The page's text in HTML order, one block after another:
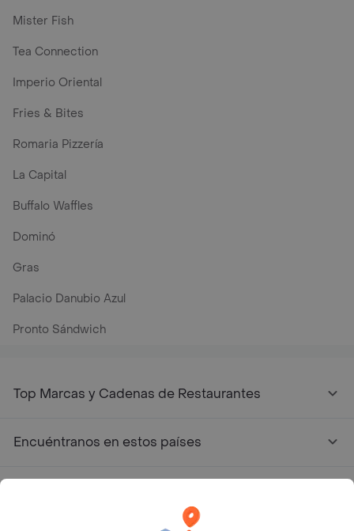
Mister Fish
Tea Connection
Imperio Oriental
Fries & Bites
Romaria Pizzería
La Capital
Buffalo Waffles
Dominó
Gras
Palacio Danubio Azul
Pronto Sándwich
Top Marcas y Cadenas de Restaurantes
Encuéntranos en estos países